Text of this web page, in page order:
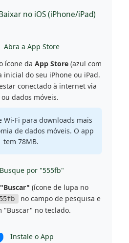
no iOS (iPhone/iPad)
Abra a App Store
ícone da App Store (azul com
inicial do seu iPhone ou iPad.
conectado à internet via
ou dados móveis.
Wi-Fi para downloads mais
de dados móveis. O app
tem 78MB.
Busque por "555fb"
"Buscar" (ícone de lupa no
no campo de pesquisa e
"Buscar" no teclado.
Instale o App